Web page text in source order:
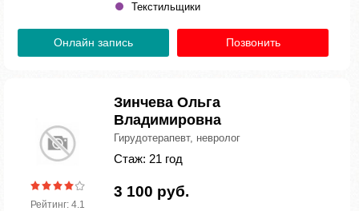
Текстильщики
Онлайн запись Позвонить
Рейтинг: 4.1
Зинчева Ольга
Владимировна
Гирудотерапевт, невролог
Стаж: 21 год
3 100 руб.